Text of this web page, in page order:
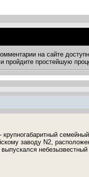
на сайте
пройдите простейшую
заводу N2,
выпускался